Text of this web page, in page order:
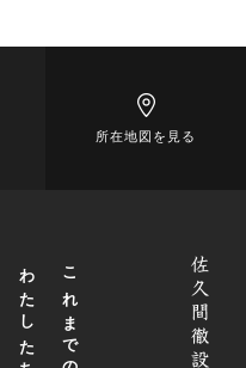
これまでの仕事
所在地図を見る